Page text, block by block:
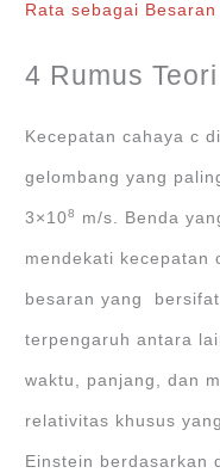
Rata sebagai
4 Rumus
Kecepatan cahaya c
gelombang yang
3×108 m/s. Benda
mendekati kecepatan
besaran yang
terpengaruh antara
waktu, panjang, dan
relativitas khusus
Einstein berdasarkan